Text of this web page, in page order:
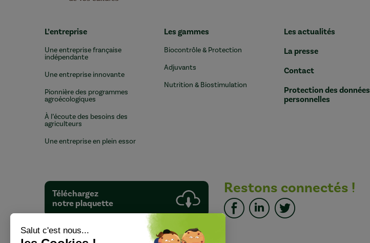
L’entreprise
Une entreprise française
indépendante
Une entreprise innovante
Pionnière des programmes
agroécologiques
À l’écoute des besoins des
agriculteurs
Une entreprise en plein essor
Les gammes
Biocontrôle & Protection
Adjuvants
Nutrition & Biostimulation
Les actualités
La presse
Contact
Protection des données
personnelles
Téléchargez
notre plaquette
Restons connectés !